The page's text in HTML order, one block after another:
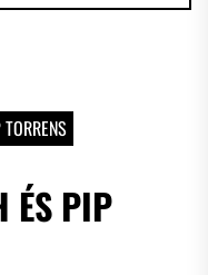
ÉS PIP